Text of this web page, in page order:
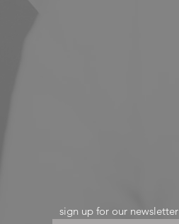
sign up for our newsletter